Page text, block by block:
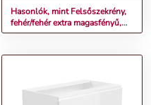
Hasonlók, mint Felsőszekrény,
fehér/fehér extra magasfényű,
jobbos, AURORA G40